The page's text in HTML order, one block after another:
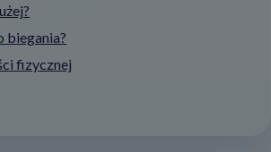
biegania?
fizycznej